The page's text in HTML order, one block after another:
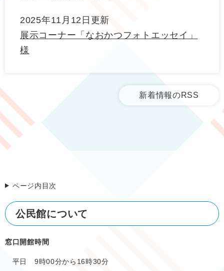
2025年11月12日更新
展示コーナー「なおかつフォトエッセイ」
様
新着情報のRSS
ページ内目次
公民館について
窓口開館時間
平日 9時00分から16時30分